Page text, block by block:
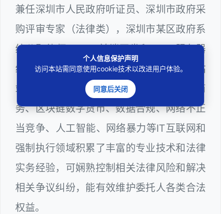
兼任深圳市人民政府听证员、深圳市政府采
购评审专家（法律类），深圳市某区政府系
统公职律师、WEB前端开发和 WEB服务器
维护工程师、计算机信息网络安全员和网站
站长多年，在软件程序、网络游戏、电子商
务、区块链数字货币、数据合规、网络不正
当竞争、人工智能、网络暴力等IT互联网和
强制执行领域积累了丰富的专业技术和法律
实务经验，可娴熟控制相关法律风险和解决
相关争议纠纷，能有效维护委托人各类合法
权益。
个人信息保护声明
访问本站需同意使用cookie技术以改进用户体验。
同意后关闭